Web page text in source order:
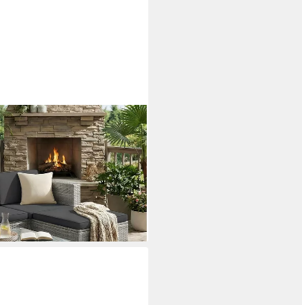
Balkonmöbel, Outdoor-
1 Hocker, 1 Couchtisch, 7